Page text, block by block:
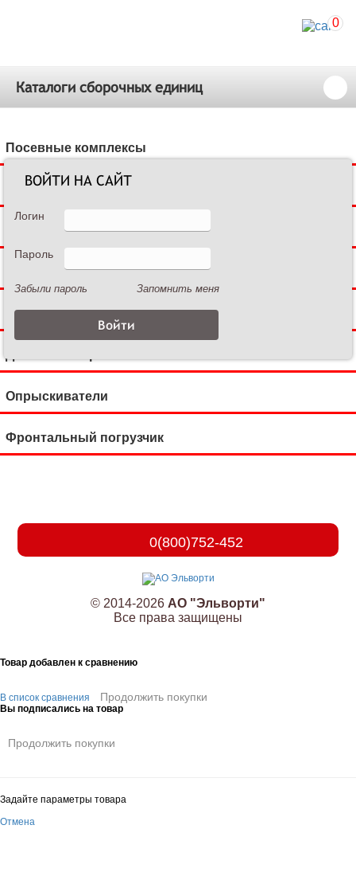
0
Каталоги сборочных единиц
Посевные комплексы
Сеялки зерновые
Сеялки пропашные
Культиваторы междурядные
Культиваторы сплошной обработки
Опрыскиватели
Фронтальный погрузчик
0(800)752-452
© 2014-2026 АО "Эльворти"
Все права защищены
Товар добавлен к сравнению
В список сравнения Продолжить покупки
Вы подписались на товар
Продолжить покупки
Задайте параметры товара
Отмена
ВОЙТИ НА САЙТ
Логин
Пароль
Забыли пароль Запомнить меня